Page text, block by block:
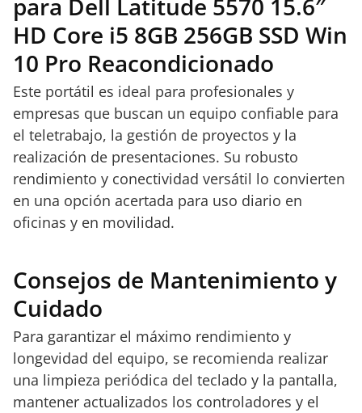
para Dell Latitude 5570 15.6″
HD Core i5 8GB 256GB SSD Win
10 Pro Reacondicionado
Este portátil es ideal para profesionales y
empresas que buscan un equipo confiable para
el teletrabajo, la gestión de proyectos y la
realización de presentaciones. Su robusto
rendimiento y conectividad versátil lo convierten
en una opción acertada para uso diario en
oficinas y en movilidad.
Consejos de Mantenimiento y
Cuidado
Para garantizar el máximo rendimiento y
longevidad del equipo, se recomienda realizar
una limpieza periódica del teclado y la pantalla,
mantener actualizados los controladores y el